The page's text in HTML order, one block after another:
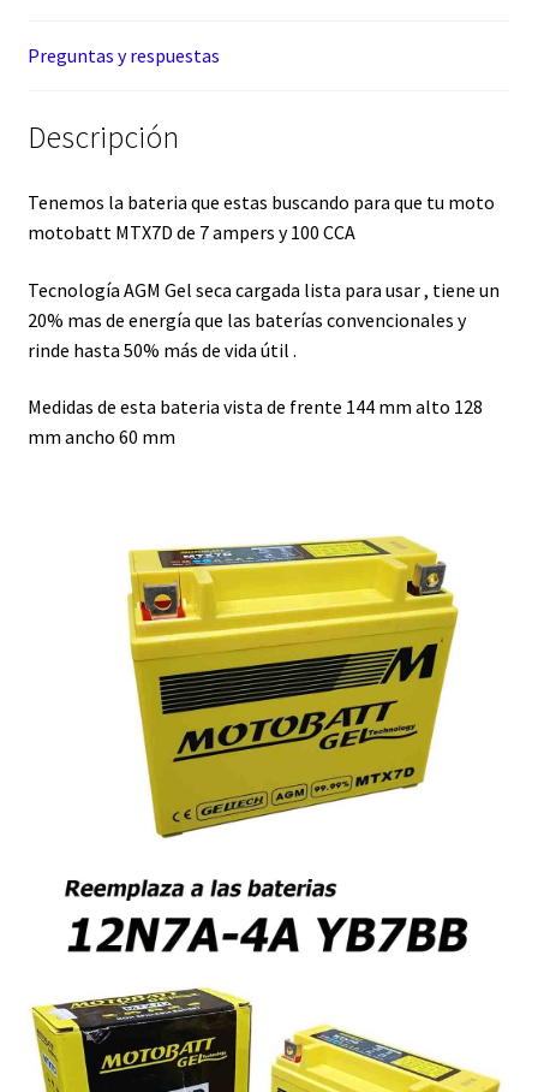
Preguntas y respuestas
Descripción
Tenemos la bateria que estas buscando para que tu moto
motobatt MTX7D de 7 ampers y 100 CCA
Tecnología AGM Gel seca cargada lista para usar , tiene un
20% mas de energía que las baterías convencionales y
rinde hasta 50% más de vida útil .
Medidas de esta bateria vista de frente 144 mm alto 128
mm ancho 60 mm